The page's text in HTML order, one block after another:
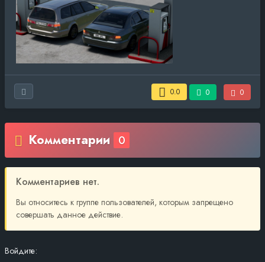
0.0 0 0
Комментарии 0
Комментариев нет.
Вы относитесь к группе пользователей, которым запрещено
совершать данное действие.
Войдите: